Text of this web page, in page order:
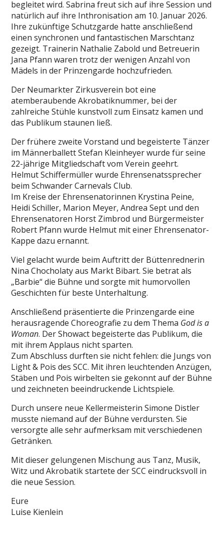
begleitet wird. Sabrina freut sich auf ihre Session und
natürlich auf ihre Inthronisation am 10. Januar 2026.
Ihre zukünftige Schutzgarde hatte anschließend
einen synchronen und fantastischen Marschtanz
gezeigt. Trainerin Nathalie Zabold und Betreuerin
Jana Pfann waren trotz der wenigen Anzahl von
Mädels in der Prinzengarde hochzufrieden.
Der Neumarkter Zirkusverein bot eine
atemberaubende Akrobatiknummer, bei der
zahlreiche Stühle kunstvoll zum Einsatz kamen und
das Publikum staunen ließ.
Der frühere zweite Vorstand und begeisterte Tänzer
im Männerballett Stefan Kleinheyer wurde für seine
22-jährige Mitgliedschaft vom Verein geehrt.
Helmut Schiffermüller wurde Ehrensenatssprecher
beim Schwander Carnevals Club.
Im Kreise der Ehrensenatorinnen Krystina Peine,
Heidi Schiller, Marion Meyer, Andrea Sept und den
Ehrensenatoren Horst Zimbrod und Bürgermeister
Robert Pfann wurde Helmut mit einer Ehrensenator-
Kappe dazu ernannt.
Viel gelacht wurde beim Auftritt der Büttenrednerin
Nina Chocholaty aus Markt Bibart. Sie betrat als
„Barbie“ die Bühne und sorgte mit humorvollen
Geschichten für beste Unterhaltung.
Anschließend präsentierte die Prinzengarde eine
herausragende Choreografie zu dem Thema God is a
Woman. Der Showact begeisterte das Publikum, die
mit ihrem Applaus nicht sparten.
Zum Abschluss durften sie nicht fehlen: die Jungs von
Light & Pois des SCC. Mit ihren leuchtenden Anzügen,
Stäben und Pois wirbelten sie gekonnt auf der Bühne
und zeichneten beeindruckende Lichtspiele.
Durch unsere neue Kellermeisterin Simone Distler
musste niemand auf der Bühne verdursten. Sie
versorgte alle sehr aufmerksam mit verschiedenen
Getränken.
Mit dieser gelungenen Mischung aus Tanz, Musik,
Witz und Akrobatik startete der SCC eindrucksvoll in
die neue Session.
Eure
Luise Kienlein